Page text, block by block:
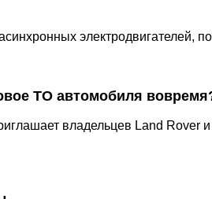
ТО автомобиля
владельцев Land Rover